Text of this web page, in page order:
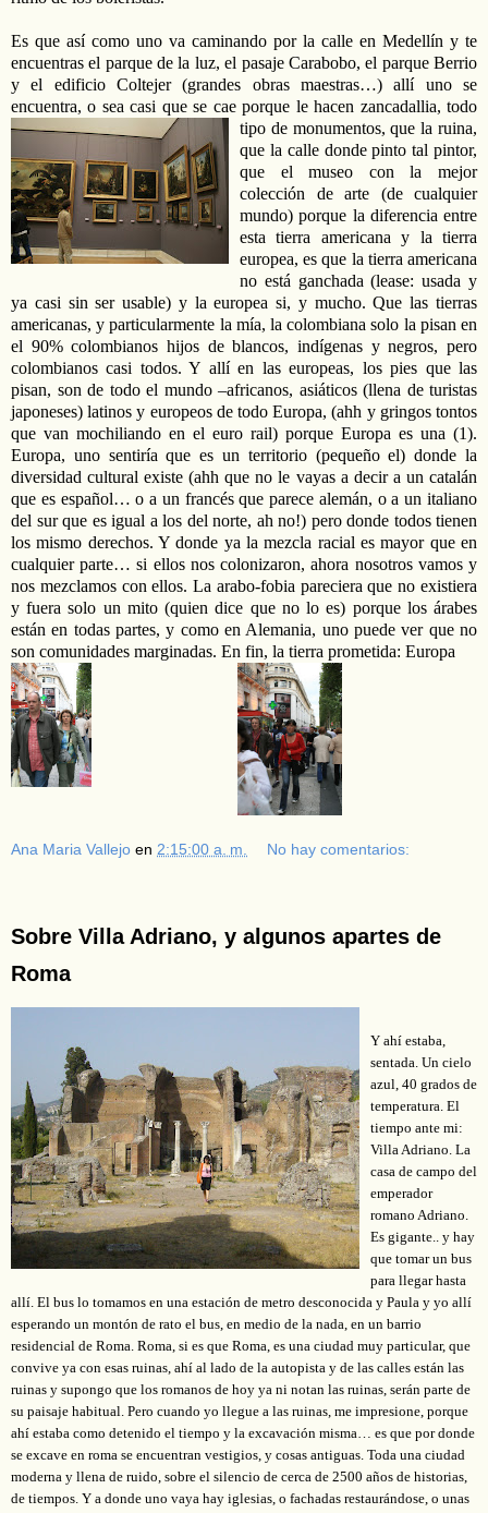
Es que así como uno va caminando por la calle en Medellín y te
encuentras el parque de la luz, el pasaje Carabobo, el parque Berrio
y el edificio Coltejer (grandes obras maestras…) allí uno se
encuentra, o sea casi que se cae porque le hacen zancadallia, todo
tipo de monumentos, que la ruina,
que la calle donde pinto tal pintor,
que el museo con la mejor
colección de arte (de cualquier
mundo) porque la diferencia entre
esta tierra americana y la tierra
europea, es que la tierra americana
no está ganchada (lease: usada y
ya casi sin ser usable) y la europea si, y mucho. Que las tierras
americanas, y particularmente la mía, la colombiana solo la pisan en
el 90% colombianos hijos de blancos, indígenas y negros, pero
colombianos casi todos. Y allí en las europeas, los pies que las
pisan, son de todo el mundo –africanos, asiáticos (llena de turistas
japoneses) latinos y europeos de todo Europa, (ahh y gringos tontos
que van mochiliando en el euro rail) porque Europa es una (1).
Europa, uno sentiría que es un territorio (pequeño el) donde la
diversidad cultural existe (ahh que no le vayas a decir a un catalán
que es español… o a un francés que parece alemán, o a un italiano
del sur que es igual a los del norte, ah no!) pero donde todos tienen
los mismo derechos. Y donde ya la mezcla racial es mayor que en
cualquier parte… si ellos nos colonizaron, ahora nosotros vamos y
nos mezclamos con ellos. La arabo-fobia pareciera que no existiera
y fuera solo un mito (quien dice que no lo es) porque los árabes
están en todas partes, y como en Alemania, uno puede ver que no
son comunidades marginadas. En fin, la tierra prometida: Europa
Ana Maria Vallejo en 2:15:00 a. m. No hay comentarios:
Sobre Villa Adriano, y algunos apartes de
Roma
Y ahí estaba,
sentada. Un cielo
azul, 40 grados de
temperatura. El
tiempo ante mi:
Villa Adriano. La
casa de campo del
emperador
romano Adriano.
Es gigante.. y hay
que tomar un bus
para llegar hasta
allí. El bus lo tomamos en una estación de metro desconocida y Paula y yo allí
esperando un montón de rato el bus, en medio de la nada, en un barrio
residencial de Roma. Roma, si es que Roma, es una ciudad muy particular, que
convive ya con esas ruinas, ahí al lado de la autopista y de las calles están las
ruinas y supongo que los romanos de hoy ya ni notan las ruinas, serán parte de
su paisaje habitual. Pero cuando yo llegue a las ruinas, me impresione, porque
ahí estaba como detenido el tiempo y la excavación misma… es que por donde
se excave en roma se encuentran vestigios, y cosas antiguas. Toda una ciudad
moderna y llena de ruido, sobre el silencio de cerca de 2500 años de historias,
de tiempos. Y a donde uno vaya hay iglesias, o fachadas restaurándose, o unas